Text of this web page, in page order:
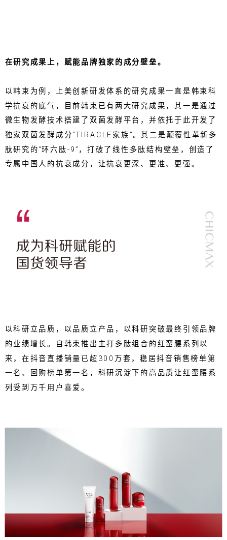
在研究成果上，赋能品牌独家的成分壁垒。
以韩束为例，上美创新研发体系的研究成果一直是韩束科
学抗衰的底气，目前韩束已有两大研究成果，其一是通过
微生物发酵技术搭建了双菌发酵平台，并依托于此开发了
独家双菌发酵成分“TIRACLE家族”。其二是颠覆性革新多
肽研究的“环六肽-9”，打破了线性多肽结构壁垒，创造了
专属中国人的抗衰成分，让抗衰更深、更准、更强。
以科研立品质，以品质立产品，以科研突破最终引领品牌
的业绩增长。自韩束推出主打多肽组合的红蛮腰系列以
来，在抖音直播销量已超300万套，稳居抖音销售榜单第
一名、回购榜单第一名，科研沉淀下的高品质让红蛮腰系
列受到万千用户喜爱。